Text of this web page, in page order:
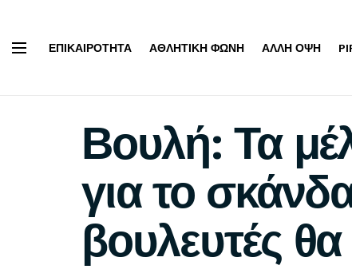
ΕΠΙΚΑΙΡΌΤΗΤΑ ΑΘΛΗΤΙΚΉ ΦΩΝΉ ΆΛΛΗ ΌΨΗ
Βουλή: Τα
για το
βουλευτές